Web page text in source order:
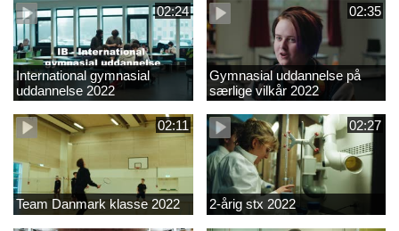
02:24
International gymnasial
uddannelse 2022
02:35
Gymnasial uddannelse på
særlige vilkår 2022
02:11
Team Danmark klasse 2022
02:27
2-årig stx 2022